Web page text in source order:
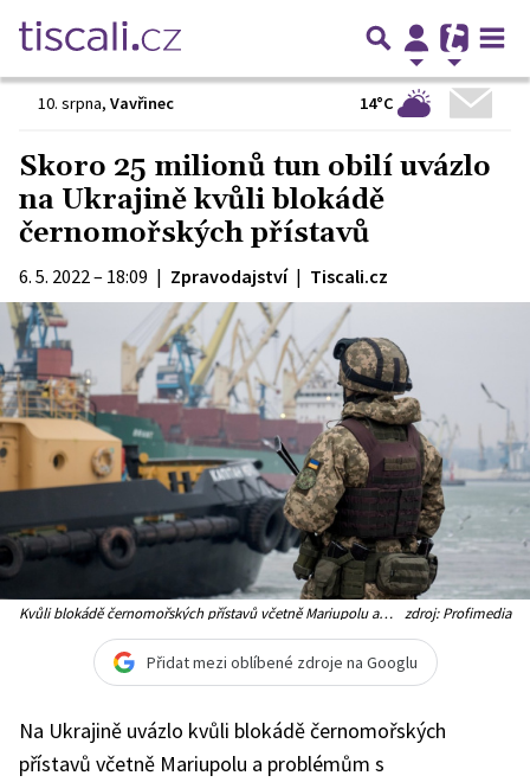
10. srpna, Vavřinec 14°C
Skoro 25 milionů tun obilí uvázlo
na Ukrajině kvůli blokádě
černomořských přístavů
6. 5. 2022 – 18:09 | Zpravodajství | Tiscali.cz
Kvůli blokádě černomořských přístavů včetně Mariupolu a
milionů tun obilí (Ilustrační foto)
zdroj: Profimedia
Přidat mezi oblíbené zdroje na Googlu
Na Ukrajině uvázlo kvůli blokádě černomořských
přístavů včetně Mariupolu a problémům s